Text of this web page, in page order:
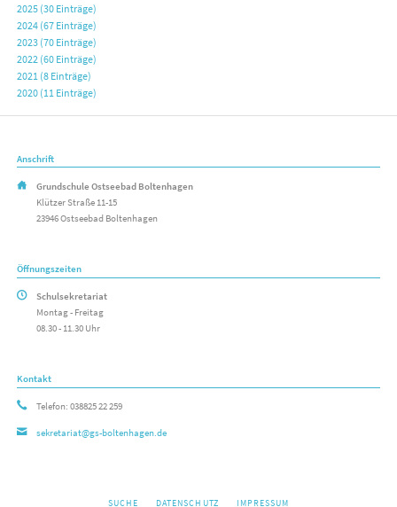
2025 (30 Einträge)
2024 (67 Einträge)
2023 (70 Einträge)
2022 (60 Einträge)
2021 (8 Einträge)
2020 (11 Einträge)
Anschrift
Grundschule Ostseebad Boltenhagen
Klützer Straße 11-15
23946 Ostseebad Boltenhagen
Öffnungszeiten
Schulsekretariat
Montag - Freitag
08.30 - 11.30 Uhr
Kontakt
Telefon: 038825 22 259
sekretariat@gs-boltenhagen.de
NAVIGATION
SUCHE DATENSCHUTZ IMPRESSUM